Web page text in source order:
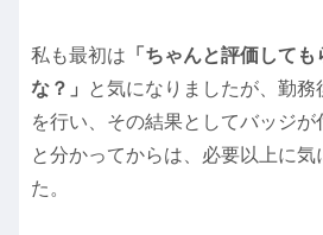
私も最初は 「ちゃんと評価して
な？」
と気になりましたが、勤
を行い、その結果としてバッジ
と分かってからは、必要以上に気
た。